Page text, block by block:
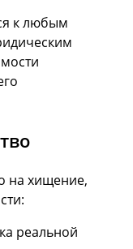
к любым
на хищение,
реальной